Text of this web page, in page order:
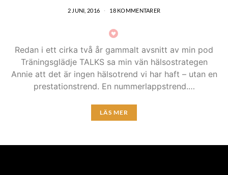
2 JUNI, 2016 18 KOMMENTARER
Redan i ett cirka två år gammalt avsnitt av min pod
Träningsglädje TALKS sa min vän hälsostrategen
Annie att det är ingen hälsotrend vi har haft – utan en
prestationstrend. En nummerlappstrend.…
LÄS MER